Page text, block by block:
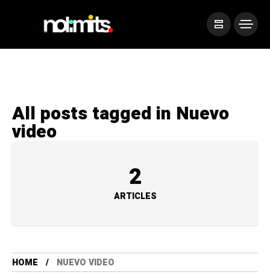
All posts tagged in Nuevo
video
2
ARTICLES
HOME NUEVO VIDEO